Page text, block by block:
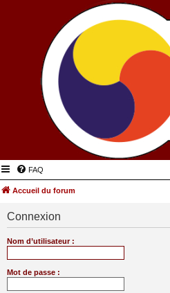
FAQ
Accueil du forum
Connexion
Nom d’utilisateur :
Mot de passe :